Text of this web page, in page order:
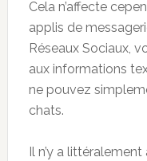
Cela n’affecte
applis de
Réseaux Sociaux,
aux informations
ne pouvez
chats.
Il n’y a